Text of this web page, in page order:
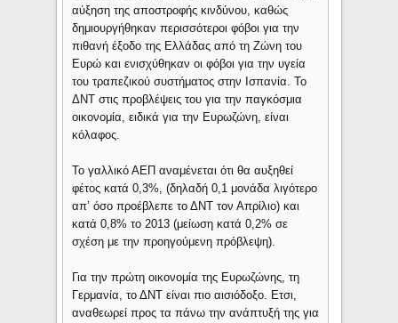
αύξηση της αποστροφής κινδύνου, καθώς
δημιουργήθηκαν περισσότεροι φόβοι για την
πιθανή έξοδο της Ελλάδας από τη Ζώνη του
Ευρώ και ενισχύθηκαν οι φόβοι για την υγεία
του τραπεζικού συστήματος στην Ισπανία. Το
ΔΝΤ στις προβλέψεις του για την παγκόσμια
οικονομία, ειδικά για την Ευρωζώνη, είναι
κόλαφος.
Το γαλλικό ΑΕΠ αναμένεται ότι θα αυξηθεί
φέτος κατά 0,3%, (δηλαδή 0,1 μονάδα λιγότερο
απ’ όσο προέβλεπε το ΔΝΤ τον Απρίλιο) και
κατά 0,8% το 2013 (μείωση κατά 0,2% σε
σχέση με την προηγούμενη πρόβλεψη).
Για την πρώτη οικονομία της Ευρωζώνης, τη
Γερμανία, το ΔΝΤ είναι πιο αισιόδοξο. Ετσι,
αναθεωρεί προς τα πάνω την ανάπτυξή της για